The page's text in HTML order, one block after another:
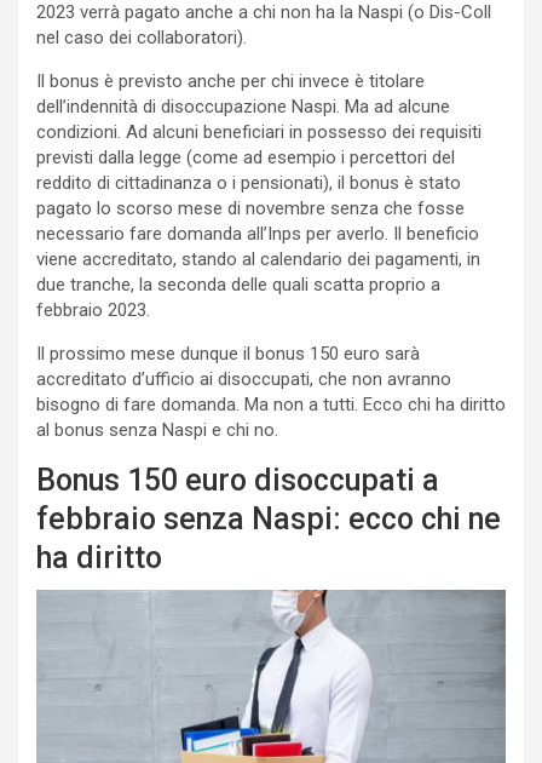
2023 verrà pagato anche a chi non ha la Naspi (o Dis-Coll
nel caso dei collaboratori).
Il bonus è previsto anche per chi invece è titolare
dell’indennità di disoccupazione Naspi. Ma ad alcune
condizioni. Ad alcuni beneficiari in possesso dei requisiti
previsti dalla legge (come ad esempio i percettori del
reddito di cittadinanza o i pensionati), il bonus è stato
pagato lo scorso mese di novembre senza che fosse
necessario fare domanda all’Inps per averlo. Il beneficio
viene accreditato, stando al calendario dei pagamenti, in
due tranche, la seconda delle quali scatta proprio a
febbraio 2023.
Il prossimo mese dunque il bonus 150 euro sarà
accreditato d’ufficio ai disoccupati, che non avranno
bisogno di fare domanda. Ma non a tutti. Ecco chi ha diritto
al bonus senza Naspi e chi no.
Bonus 150 euro disoccupati a
febbraio senza Naspi: ecco chi ne
ha diritto